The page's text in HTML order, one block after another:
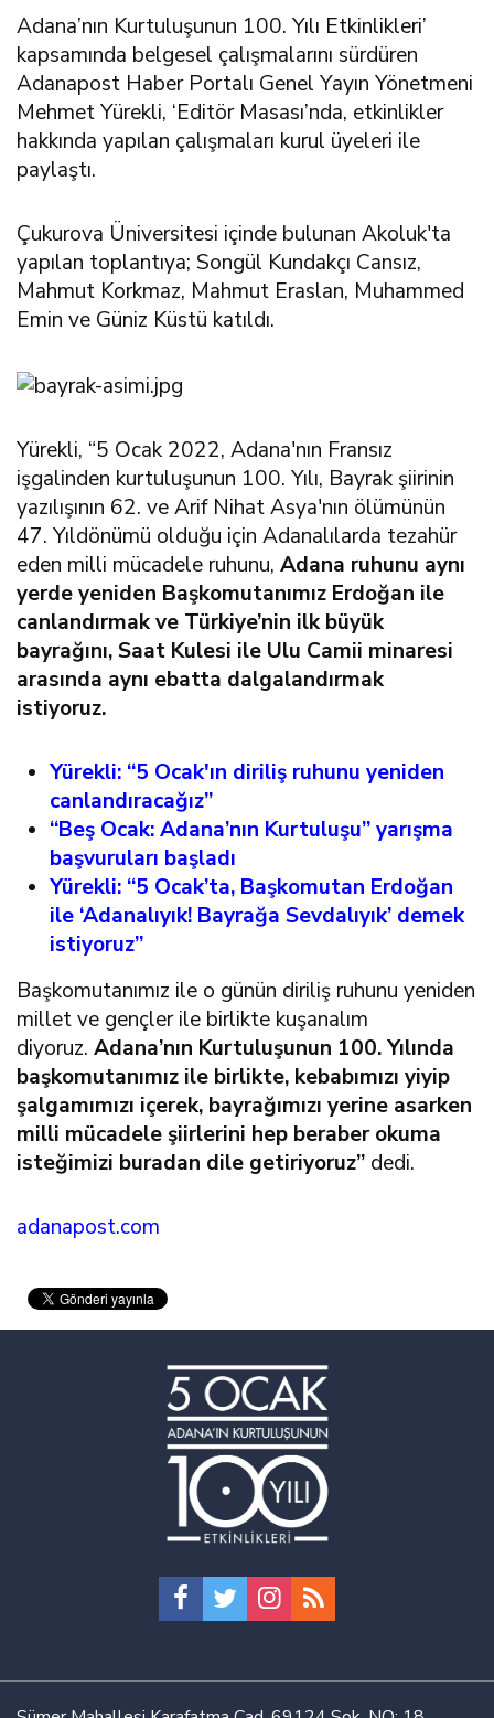
Adana’nın Kurtuluşunun 100. Yılı Etkinlikleri’
kapsamında belgesel çalışmalarını sürdüren
Adanapost Haber Portalı Genel Yayın Yönetmeni
Mehmet Yürekli, ‘Editör Masası’nda, etkinlikler
hakkında yapılan çalışmaları kurul üyeleri ile
paylaştı.
Çukurova Üniversitesi içinde bulunan Akoluk'ta
yapılan toplantıya; Songül Kundakçı Cansız,
Mahmut Korkmaz, Mahmut Eraslan, Muhammed
Emin ve Güniz Küstü katıldı.
Yürekli, “5 Ocak 2022, Adana'nın Fransız
işgalinden kurtuluşunun 100. Yılı, Bayrak şiirinin
yazılışının 62. ve Arif Nihat Asya'nın ölümünün
47. Yıldönümü olduğu için Adanalılarda tezahür
eden milli mücadele ruhunu, Adana ruhunu aynı
yerde yeniden Başkomutanımız Erdoğan ile
canlandırmak ve Türkiye’nin ilk büyük
bayrağını, Saat Kulesi ile Ulu Camii minaresi
arasında aynı ebatta dalgalandırmak
istiyoruz.
Yürekli: “5 Ocak'ın diriliş ruhunu yeniden
canlandıracağız”
“Beş Ocak: Adana’nın Kurtuluşu” yarışma
başvuruları başladı
Yürekli: “5 Ocak’ta, Başkomutan Erdoğan
ile ‘Adanalıyık! Bayrağa Sevdalıyık’ demek
istiyoruz”
Başkomutanımız ile o günün diriliş ruhunu yeniden
millet ve gençler ile birlikte kuşanalım
diyoruz. Adana’nın Kurtuluşunun 100. Yılında
başkomutanımız ile birlikte, kebabımızı yiyip
şalgamımızı içerek, bayrağımızı yerine asarken
milli mücadele şiirlerini hep beraber okuma
isteğimizi buradan dile getiriyoruz” dedi.
adanapost.com